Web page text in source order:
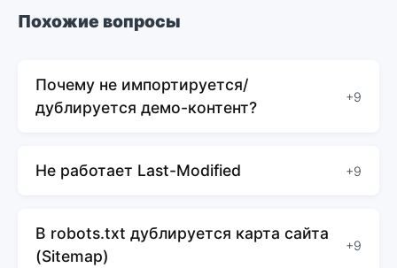
Похожие вопросы
Почему не импортируется/
дублируется демо-контент?
+9
Не работает Last-Modified +9
В robots.txt дублируется карта сайта
(Sitemap)
+9